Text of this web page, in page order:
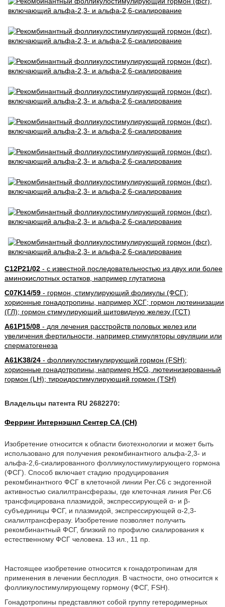
C12P21/02- с известной последовательностью из двух или более
аминокислотных остатков, например глутатиона
C07K14/59- гормон, стимулирующий фоликулы (ФСГ);
хорионные гонадотропины, например ХСГ; гормон лютеинизации
(ГЛ); гормон стимулирующий щитовидную железу (ГСТ)
A61P15/08- для лечения расстройств половых желез или
увеличения фертильности, например стимуляторы овуляции или
сперматогенеза
A61K38/24- фолликулостимулирующий гормон (FSH);
хорионные гонадотропины, например HCG, лютеинизированный
гормон (LH); тироидостимулирующий гормон (TSH)
Владельцы патента RU 2682270:
Ферринг Интернэшнл Сентер СА (CH)
Изобретение относится к области биотехнологии и может быть
использовано для получения рекомбинантного альфа-2,3- и
альфа-2,6-сиалированного фолликулостимулирующего гормона
(ФСГ). Способ включает стадию продуцирования
рекомбинантного ФСГ в клеточной линии Per.С6 с эндогенной
активностью сиалилтрансферазы, где клеточная линия Per.С6
трансфицирована плазмидой, экспрессирующей α- и β-
субъединицы ФСГ, и плазмидой, экспрессирующей α-2,3-
сиалилтрансферазу. Изобретение позволяет получить
рекомбинантный ФСГ, близкий по профилю сиалирования к
естественному ФСГ человека. 13 ил., 11 пр.
Настоящее изобретение относится к гонадотропинам для
применения в лечении бесплодия. В частности, оно относится к
фолликулостимулирующему гормону (ФСГ, FSH).
Гонадотропины представляют собой группу гетеродимерных